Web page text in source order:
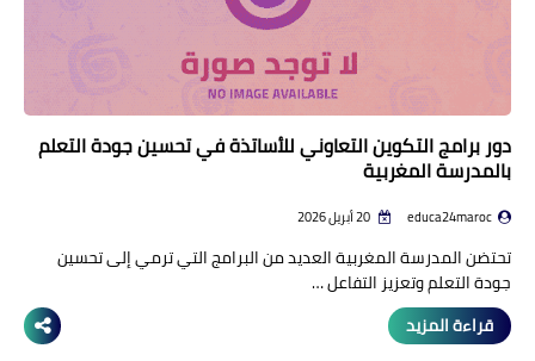
وثائق تربوية
الشؤون الاجتماعية لأسرة
التعليم
دور برامج التكوين التعاوني للأساتذة في تحسين جودة التعلم
بالمدرسة المغربية
educa24maroc
تحتضن المدرسة المغربية العديد من البرامج التي ترمي إلى تحسين
جودة التعلم وتعزيز التفاعل …
قراءة المزيد